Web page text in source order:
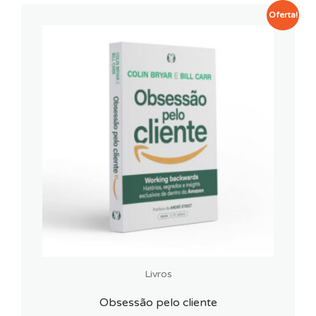
Oferta!
Livros
Obsessão pelo cliente